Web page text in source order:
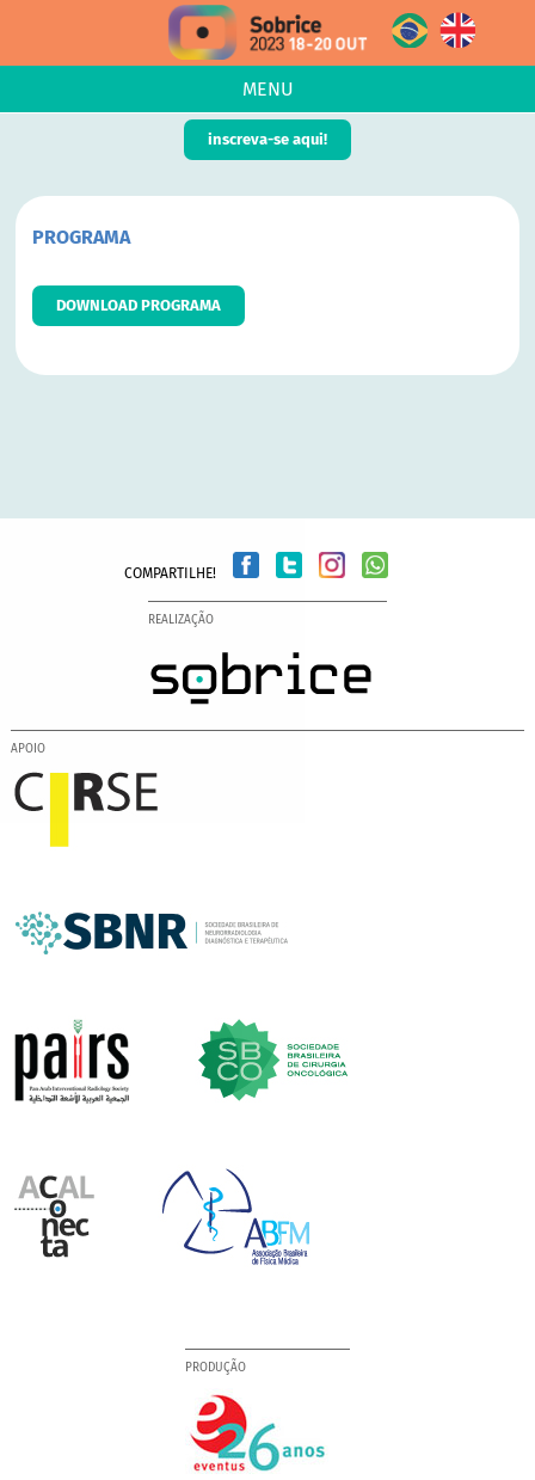
MENU
inscreva-se aqui!
PROGRAMA
DOWNLOAD PROGRAMA
COMPARTILHE!
REALIZAÇÃO
APOIO
PRODUÇÃO